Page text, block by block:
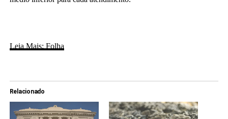
Leia Mais: Folha
Relacionado